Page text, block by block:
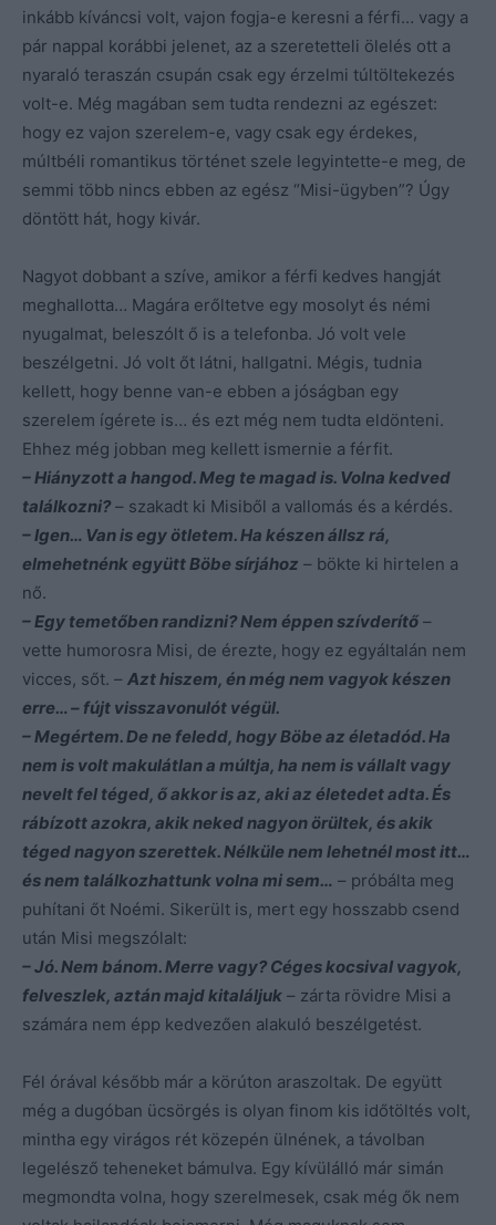
inkább kíváncsi volt, vajon fogja-e keresni a férfi… vagy a
pár nappal korábbi jelenet, az a szeretetteli ölelés ott a
nyaraló teraszán csupán csak egy érzelmi túltöltekezés
volt-e. Még magában sem tudta rendezni az egészet:
hogy ez vajon szerelem-e, vagy csak egy érdekes,
múltbéli romantikus történet szele legyintette-e meg, de
semmi több nincs ebben az egész “Misi-ügyben”? Úgy
döntött hát, hogy kivár.
Nagyot dobbant a szíve, amikor a férfi kedves hangját
meghallotta… Magára erőltetve egy mosolyt és némi
nyugalmat, beleszólt ő is a telefonba. Jó volt vele
beszélgetni. Jó volt őt látni, hallgatni. Mégis, tudnia
kellett, hogy benne van-e ebben a jóságban egy
szerelem ígérete is… és ezt még nem tudta eldönteni.
Ehhez még jobban meg kellett ismernie a férfit.
– Hiányzott a hangod. Meg te magad is. Volna kedved
találkozni? – szakadt ki Misiből a vallomás és a kérdés.
– Igen… Van is egy ötletem. Ha készen állsz rá,
elmehetnénk együtt Böbe sírjához – bökte ki hirtelen a
nő.
– Egy temetőben randizni? Nem éppen szívderítő –
vette humorosra Misi, de érezte, hogy ez egyáltalán nem
vicces, sőt. – Azt hiszem, én még nem vagyok készen
erre… – fújt visszavonulót végül.
– Megértem. De ne feledd, hogy Böbe az életadód. Ha
nem is volt makulátlan a múltja, ha nem is vállalt vagy
nevelt fel téged, ő akkor is az, aki az életedet adta. És
rábízott azokra, akik neked nagyon örültek, és akik
téged nagyon szerettek. Nélküle nem lehetnél most itt…
és nem találkozhattunk volna mi sem… – próbálta meg
puhítani őt Noémi. Sikerült is, mert egy hosszabb csend
után Misi megszólalt:
– Jó. Nem bánom. Merre vagy? Céges kocsival vagyok,
felveszlek, aztán majd kitaláljuk – zárta rövidre Misi a
számára nem épp kedvezően alakuló beszélgetést.
Fél órával később már a körúton araszoltak. De együtt
még a dugóban ücsörgés is olyan finom kis időtöltés volt,
mintha egy virágos rét közepén ülnének, a távolban
legelésző teheneket bámulva. Egy kívülálló már simán
megmondta volna, hogy szerelmesek, csak még ők nem